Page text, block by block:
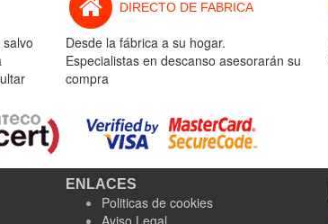
DIRECTO DE FABRICA
Desde la fábrica a su hogar.
Especialistas en descanso asesorarán su
compra
ENLACES
Politicas de cookies
Aviso Legal